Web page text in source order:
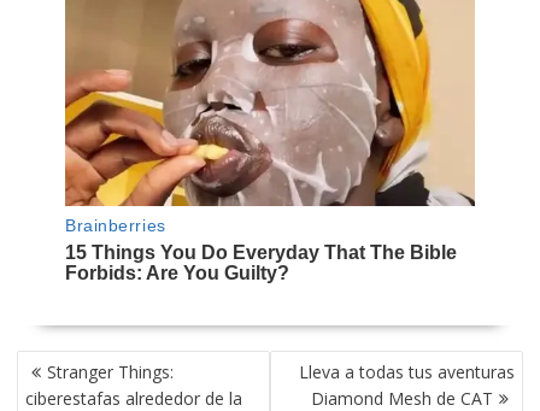
NAVEGACIÓN
DE Stranger Things:
ciberestafas alrededor de la
Lleva a todas tus aventuras
Diamond Mesh de CAT